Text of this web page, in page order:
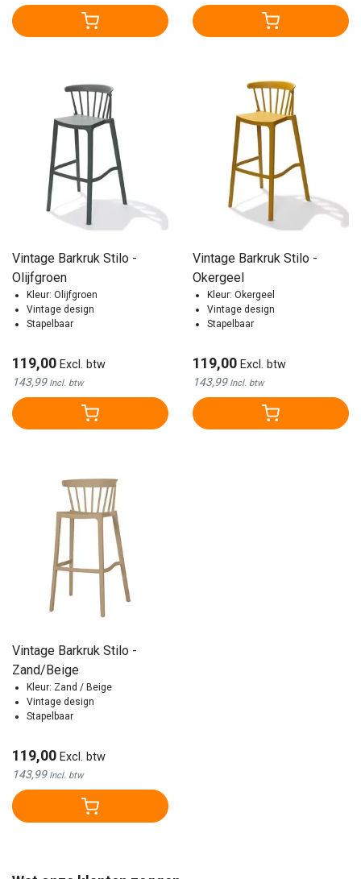
Vintage Barkruk Stilo -
Olijfgroen
Kleur: Olijfgroen
Vintage design
Stapelbaar
119,00 Excl. btw
143,99 Incl. btw
Vintage Barkruk Stilo -
Okergeel
Kleur: Okergeel
Vintage design
Stapelbaar
119,00 Excl. btw
143,99 Incl. btw
Vintage Barkruk Stilo -
Zand/Beige
Kleur: Zand / Beige
Vintage design
Stapelbaar
119,00 Excl. btw
143,99 Incl. btw